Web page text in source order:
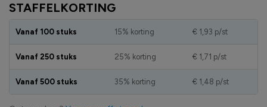
STAFFELKORTING
Vanaf 100 stuks 15% korting € 1,93 p/st
Vanaf 250 stuks 25% korting € 1,71 p/st
Vanaf 500 stuks 35% korting € 1,48 p/st